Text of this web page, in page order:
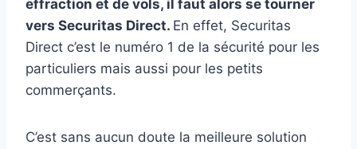
effraction et de vols, il faut alors se tourner
vers Securitas Direct. En effet, Securitas
Direct c’est le numéro 1 de la sécurité pour les
particuliers mais aussi pour les petits
commerçants.
C’est sans aucun doute la meilleure solution